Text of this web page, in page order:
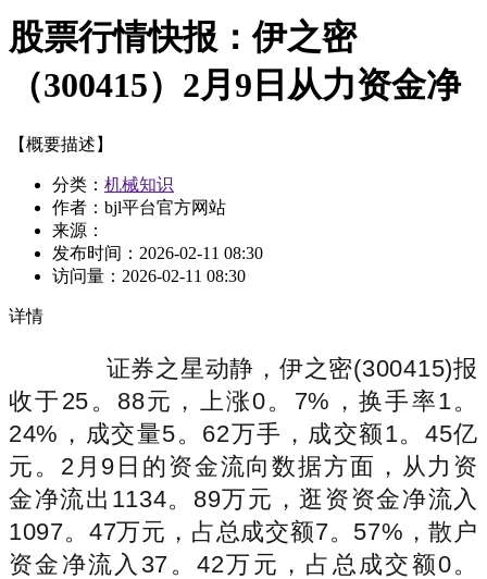
股票行情快报：伊之密
（300415）2月9日从力资金净
【概要描述】
分类： 机械知识
作者：bjl平台官方网站
来源：
发布时间： 2026-02-11 08:30
访问量： 2026-02-11 08:30
详情
证券之星动静，伊之密(300415)报
收于25。88元，上涨0。7%，换手率1。
24%，成交量5。62万手，成交额1。45亿
元。2月9日的资金流向数据方面，从力资
金净流出1134。89万元，逛资资金净流入
1097。47万元，占总成交额7。57%，散户
资金净流入37。42万元，占总成交额0。